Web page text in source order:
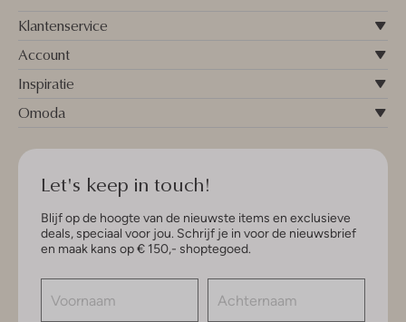
Klantenservice
Account
Inspiratie
Omoda
Let's keep in touch!
Blijf op de hoogte van de nieuwste items en exclusieve
deals, speciaal voor jou. Schrijf je in voor de nieuwsbrief
en maak kans op € 150,- shoptegoed.